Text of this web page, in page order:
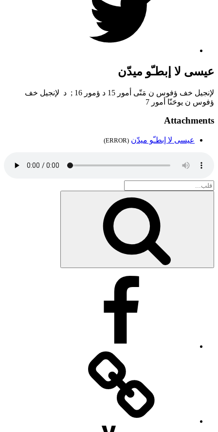
عيسى لا إبطـّو ميدّن
لإنجيل خف ؤفوس ن مَتّى أمور 15 د ؤمور 16 ; د لإنجيل خف
ؤفوس ن يوحَنّا أمور 7
Attachments
عيسى لا إبطـّو ميدّن (ERROR)
Search
for: